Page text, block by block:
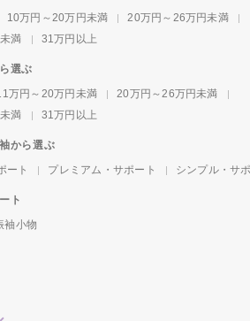
10万円～20万円未満
20万円～26万円未満
満
31万円以上
選ぶ
万円～20万円未満
20万円～26万円未満
満
31万円以上
から選ぶ
ート
プレミアム・サポート シンプル・サ
ト
袖小物